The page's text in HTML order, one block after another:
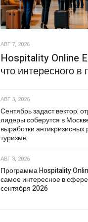
АВГ 7, 2026
Hospitality Online
что интересного
АВГ 3, 2026
Сентябрь задаст вектор:
лидеры соберутся в
выработки
туризме
АВГ 3, 2026
Программа Hospitality
самое интересное в
сентября 2026